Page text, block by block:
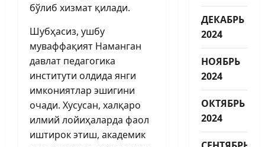
бўлиб хизмат қилади.
Шубҳасиз, ушбу
муваффақият Наманган
давлат педагогика
институти олдида янги
имкониятлар эшигини
очади. Хусусан, халқаро
илмий лойиҳаларда фаол
иштирок этиш, академик
ДЕКАБРЬ
2024
НОЯБРЬ
2024
ОКТЯБРЬ
2024